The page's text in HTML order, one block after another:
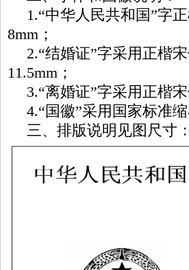
1.“中华人民共和国”字
8mm；
2.“结婚证”字采用正楷
11.5mm；
3.“离婚证”字采用正楷
4.“国徽”采用国家标准
三、排版说明见图尺寸：